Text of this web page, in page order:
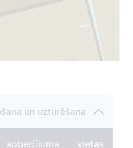
1
un uzturēšana
vietas